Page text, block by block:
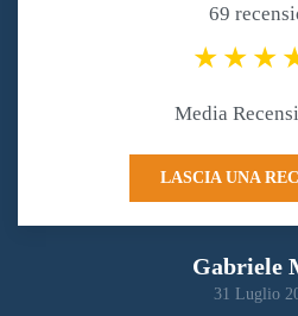
69
Media
LASCIA UNA
Gabriele
31 Luglio